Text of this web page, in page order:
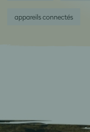
appareils connectés